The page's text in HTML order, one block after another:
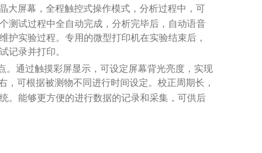
大屏幕，全程触控式操作模式，分析过程中，可
测试过程中全自动完成，分析完毕后，自动语音
实验过程。专用的微型打印机在实验结束后，
记录并打印。
通过触摸彩屏显示，可设定屏幕背光亮度，实现
，可根据被测物不同进行时间设定。校正周期长，
。能够更方便的进行数据的记录和采集，可供后